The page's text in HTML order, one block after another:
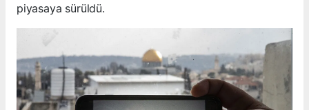
piyasaya sürüldü.